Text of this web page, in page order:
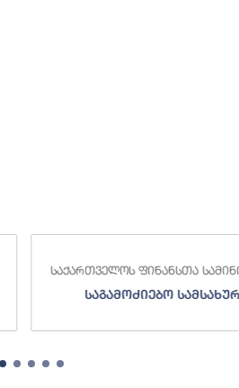
საქართველოს ფინანსთა
საგამოძიებო